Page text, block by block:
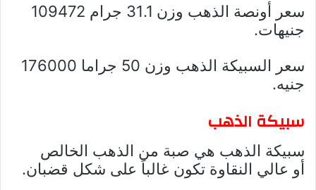
سعر أونصة الذهب وزن 31.1 جرام 109472
جنيهات.
سعر السبيكة الذهب وزن 50 جراما 176000
جنيه.
سبيكة الذهب
سبيكة الذهب هي صبة من الذهب الخالص
أو عالي النقاوة تكون غالباً على شكل قضبان.